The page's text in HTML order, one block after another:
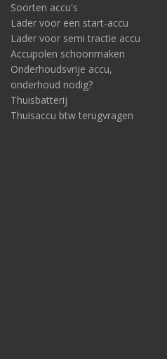
Soorten accu's
Lader voor een start-accu
Lader voor semi tractie accu
Accupolen schoonmaken
Onderhoudsvrije accu,
onderhoud nodig?
Thuisbatterij
Thuisaccu btw terugvragen